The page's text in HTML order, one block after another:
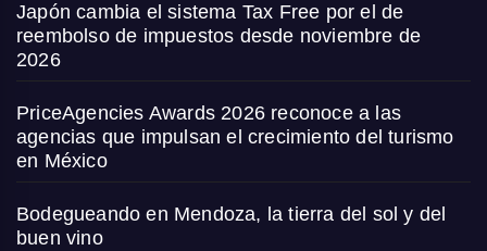
Japón cambia el sistema Tax Free por el de
reembolso de impuestos desde noviembre de
2026
PriceAgencies Awards 2026 reconoce a las
agencias que impulsan el crecimiento del turismo
en México
Bodegueando en Mendoza, la tierra del sol y del
buen vino